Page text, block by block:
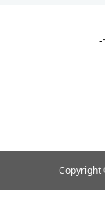
-
Copyright